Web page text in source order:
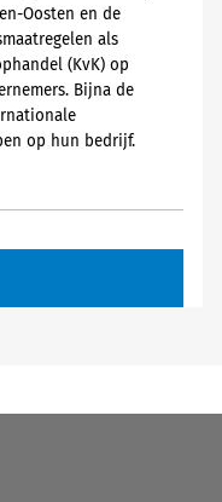
Oosten en de
als
(KvK) op
Bijna de
op hun bedrijf.